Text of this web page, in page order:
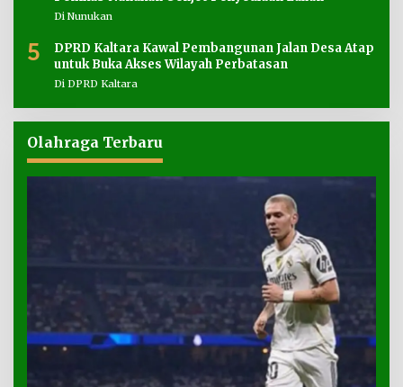
Di Nunukan
5
DPRD Kaltara Kawal Pembangunan Jalan Desa Atap
untuk Buka Akses Wilayah Perbatasan
Di DPRD Kaltara
Olahraga Terbaru